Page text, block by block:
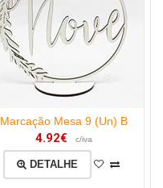
Marcação Mesa 9 (Un) B
4.92€ c/iva
DETALHE